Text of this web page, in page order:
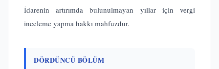
İdarenin artırımda bulunulmayan yıllar için vergi
inceleme yapma hakkı mahfuzdur.
DÖRDÜNCÜ BÖLÜM